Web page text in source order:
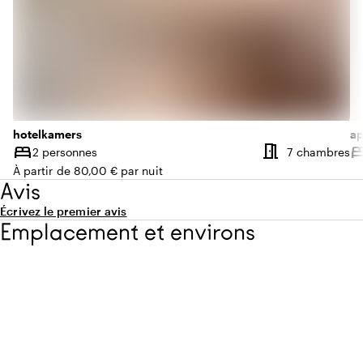
hotelkamers
bed
Capacité
2 personnes meeting_room
7 chambres
À partir de 80,00 € par nuit
Avis
Écrivez le premier avis
Emplacement et environs